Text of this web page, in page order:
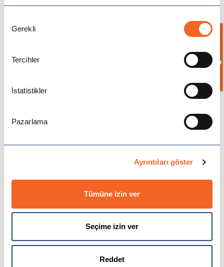
Seçimi
Gerekli
Tercihler
İstatistikler
Pazarlama
Ayrıntıları göster
Tümüne izin ver
Seçime izin ver
Reddet
İrlanda
İsviçre
Polonya
İspanya
En Uygun ve Kolay Başvuru Yapılabilen
Üniversite Ülkeleri
Uygun ve Kolay
Bilgi İste